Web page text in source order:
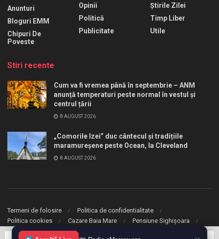
Anunturi
Bloguri EMM
Chipuri De
Poveste
Opinii
Politică
Publicitate
Știrile Zilei
Timp Liber
Utile
Stiri recente
Cum va fi vremea până în septembrie – ANM
anunță temperaturi peste normal în vestul și
centrul țării
8 AUGUST 2026
„Comorile Izei” duc cântecul și tradițiile
maramureșene peste Ocean, la Cleveland
8 AUGUST 2026
Termeni de folosire
Politica de confidentialitate
Politica cookies
Cazare Baia Mare Pensiune Sighișoara